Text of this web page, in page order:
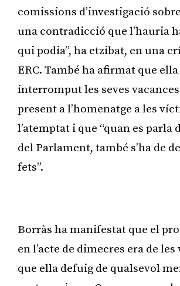
comissions d’investigació sobre
una contradicció que l’hauria
qui podia”, ha etzibat, en una
ERC. També ha afirmat que ella
interromput les seves
present a l’homenatge a les
l’atemptat i que “quan es parla
del Parlament, també s’ha de
fets”.
Borràs ha manifestat que el
en l’acte de dimecres era de
que ella defuig de qualsevol